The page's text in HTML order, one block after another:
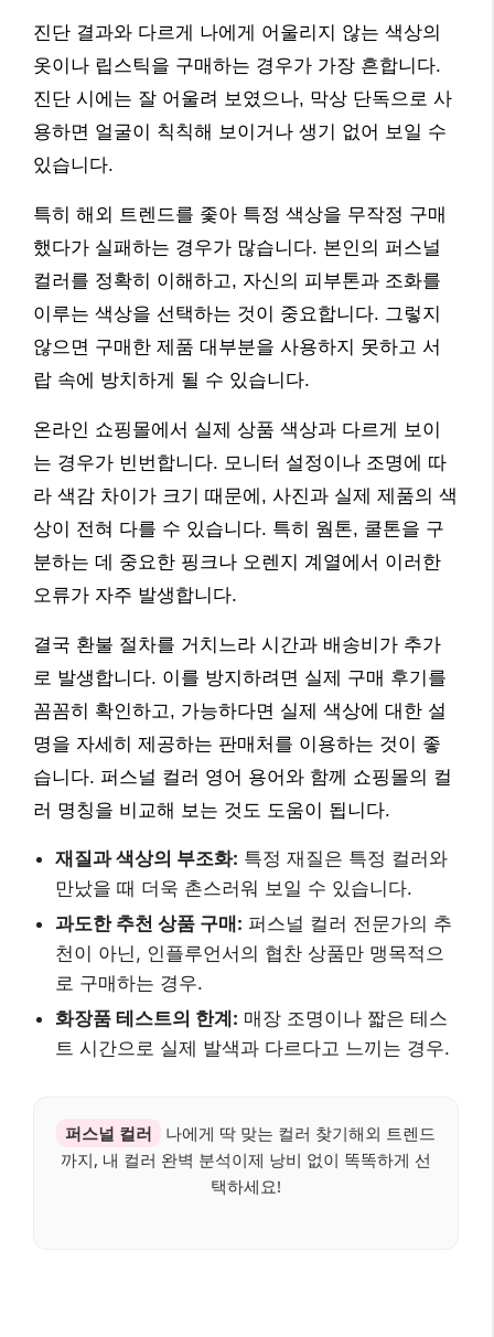
진단 결과와 다르게 나에게 어울리지 않는 색상의
옷이나 립스틱을 구매하는 경우가 가장 흔합니다.
진단 시에는 잘 어울려 보였으나, 막상 단독으로 사
용하면 얼굴이 칙칙해 보이거나 생기 없어 보일 수
있습니다.
특히 해외 트렌드를 좇아 특정 색상을 무작정 구매
했다가 실패하는 경우가 많습니다. 본인의 퍼스널
컬러를 정확히 이해하고, 자신의 피부톤과 조화를
이루는 색상을 선택하는 것이 중요합니다. 그렇지
않으면 구매한 제품 대부분을 사용하지 못하고 서
랍 속에 방치하게 될 수 있습니다.
온라인 쇼핑몰에서 실제 상품 색상과 다르게 보이
는 경우가 빈번합니다. 모니터 설정이나 조명에 따
라 색감 차이가 크기 때문에, 사진과 실제 제품의 색
상이 전혀 다를 수 있습니다. 특히 웜톤, 쿨톤을 구
분하는 데 중요한 핑크나 오렌지 계열에서 이러한
오류가 자주 발생합니다.
결국 환불 절차를 거치느라 시간과 배송비가 추가
로 발생합니다. 이를 방지하려면 실제 구매 후기를
꼼꼼히 확인하고, 가능하다면 실제 색상에 대한 설
명을 자세히 제공하는 판매처를 이용하는 것이 좋
습니다. 퍼스널 컬러 영어 용어와 함께 쇼핑몰의 컬
러 명칭을 비교해 보는 것도 도움이 됩니다.
재질과 색상의 부조화: 특정 재질은 특정 컬러와
만났을 때 더욱 촌스러워 보일 수 있습니다.
과도한 추천 상품 구매: 퍼스널 컬러 전문가의 추
천이 아닌, 인플루언서의 협찬 상품만 맹목적으
로 구매하는 경우.
화장품 테스트의 한계: 매장 조명이나 짧은 테스
트 시간으로 실제 발색과 다르다고 느끼는 경우.
퍼스널 컬러
나에게 딱 맞는 컬러 찾기해외 트렌드
까지, 내 컬러 완벽 분석이제 낭비 없이 똑똑하게 선
택하세요!